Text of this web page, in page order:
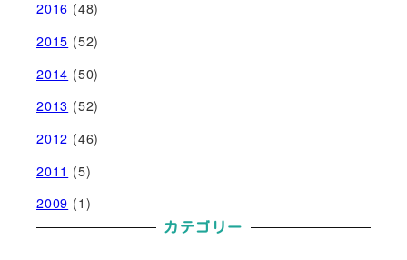
2016 (48)
2015 (52)
2014 (50)
2013 (52)
2012 (46)
2011 (5)
2009 (1)
カテゴリー